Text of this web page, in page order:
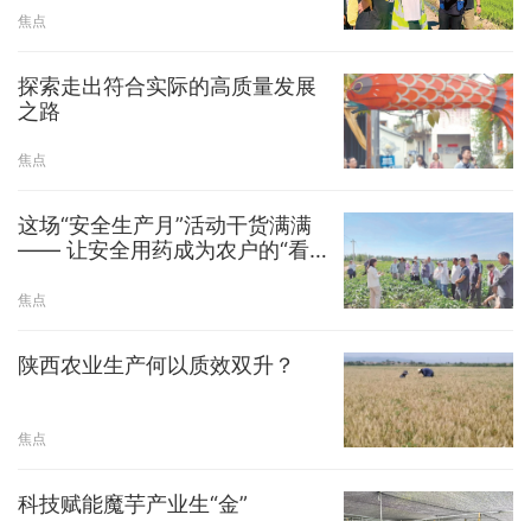
焦点
探索走出符合实际的高质量发展
之路
焦点
这场“安全生产月”活动干货满满
—— 让安全用药成为农户的“看
焦点
陕西农业生产何以质效双升？
焦点
科技赋能魔芋产业生“金”